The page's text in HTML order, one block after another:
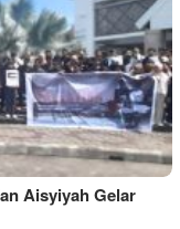
Aisyiyah Gelar